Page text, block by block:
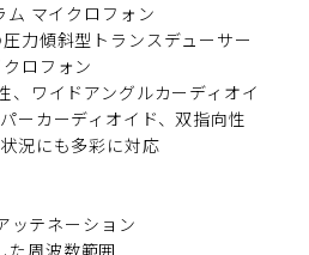
ム マイクロフォン
力傾斜型トランスデューサー
ロフォン
、ワイドアングルカーディオイ
ーカーディオイド、双指向性
況にも多彩に対応
ッテネーション